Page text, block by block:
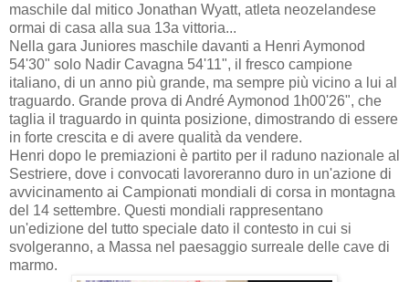
maschile dal mitico Jonathan Wyatt, atleta neozelandese
ormai di casa alla sua 13a vittoria...
Nella gara Juniores maschile davanti a Henri Aymonod
54'30" solo Nadir Cavagna 54'11", il fresco campione
italiano, di un anno più grande, ma sempre più vicino a lui al
traguardo. Grande prova di André Aymonod 1h00'26", che
taglia il traguardo in quinta posizione, dimostrando di essere
in forte crescita e di avere qualità da vendere.
Henri dopo le premiazioni è partito per il raduno nazionale al
Sestriere, dove i convocati lavoreranno duro in un'azione di
avvicinamento ai Campionati mondiali di corsa in montagna
del 14 settembre. Questi mondiali rappresentano
un'edizione del tutto speciale dato il contesto in cui si
svolgeranno, a Massa nel paesaggio surreale delle cave di
marmo.